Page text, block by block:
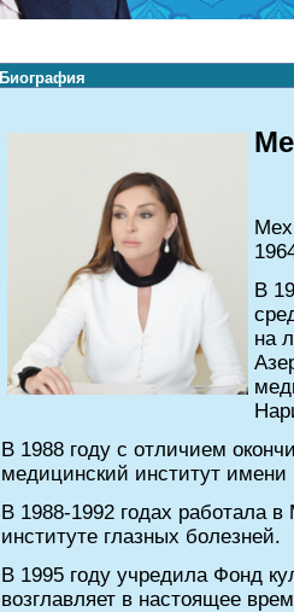
Биография
В
на
В 1988 году с отличием
медицинский институт
В 1988-1992 годах работала
институте глазных болезней.
В 1995 году учредила Фонд
возглавляет в настоящее